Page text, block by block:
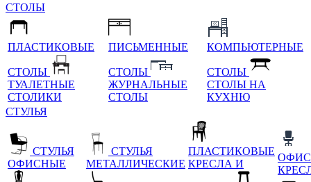
СТОЛЫ
ПЛАСТИКОВЫЕ
СТОЛЫ
ТУАЛЕТНЫЕ
СТОЛИКИ
ПИСЬМЕННЫЕ
СТОЛЫ
ЖУРНАЛЬНЫЕ
СТОЛЫ
КОМПЬЮТЕРНЫЕ
СТОЛЫ
СТОЛЫ НА
КУХНЮ
СТУЛЬЯ
СТУЛЬЯ
ОФИСНЫЕ
СТУЛЬЯ
МЕТАЛЛИЧЕСКИЕ
ПЛАСТИКОВЫЕ
КРЕСЛА И